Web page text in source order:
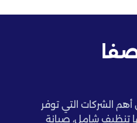
الشركات التي توفر
تنظيف شامل، صيانة